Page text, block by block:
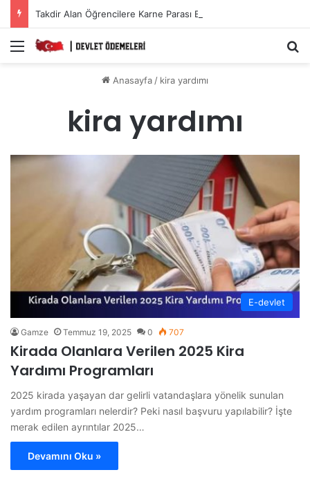
Menü
Anasayfa/ kira yardımı
kira yardımı
E-devlet
Gamze Temmuz 19, 2025 0 707
Kirada Olanlara Verilen 2025 Kira
Yardımı Programları
2025 kirada yaşayan dar gelirli vatandaşlara yönelik sunulan
yardım programları nelerdir? Peki nasıl başvuru yapılabilir? İşte
merak edilen ayrıntılar 2025…
Devamını Oku »